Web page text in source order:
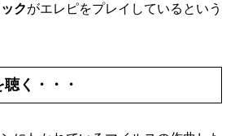
クがエレピをプレイしているという
く・・・